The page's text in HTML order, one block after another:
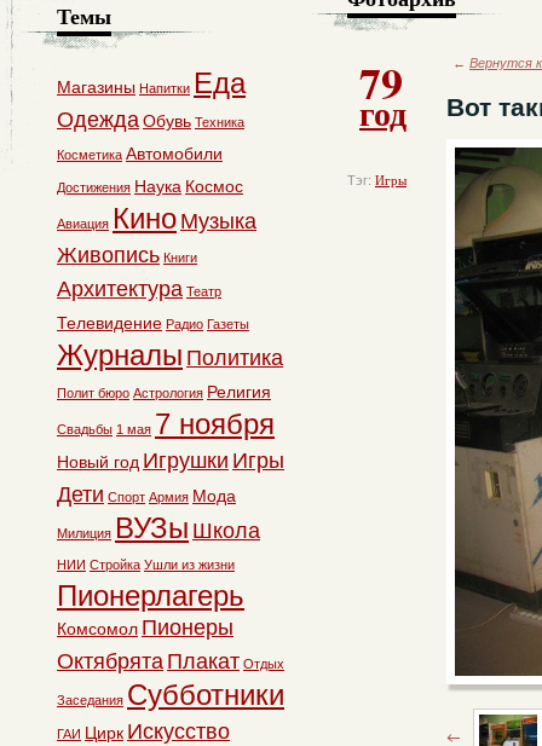
79
год
Тэг: Игры
← Вернутся
Вот
Темы
Магазины Напитки Еда
ОдеждаОбувь Техника
Косметика Автомобили
Достижения Наука Космос
Авиация Кино Музыка
Живопись Книги
Архитектура Театр
Телевидение Радио Газеты
Журналы Политика
Полит бюро Астрология Религия
Свадьбы 1 мая 7 ноября
Новый год Игрушки Игры
Дети Спорт Армия Мода
Милиция ВУЗы Школа
НИИ Стройка Ушли из жизни
Пионерлагерь
Комсомол Пионеры
Октябрята Плакат Отдых
Заседания Субботники
ГАИ Цирк Искусство